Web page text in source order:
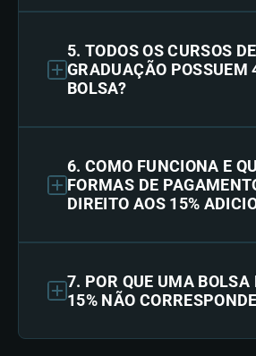
5. TODOS OS CURSOS
GRADUAÇÃO POSSUEM
BOLSA?
6. COMO FUNCIONA E
FORMAS DE
DIREITO AOS 15%
7. POR QUE UMA BOLSA
15% NÃO